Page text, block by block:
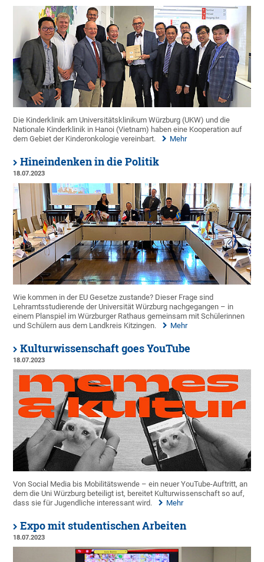
Die Kinderklinik am Universitätsklinikum Würzburg (UKW) und die
Nationale Kinderklinik in Hanoi (Vietnam) haben eine Kooperation auf
dem Gebiet der Kinderonkologie vereinbart.
Mehr
Hineindenken in die Politik
18.07.2023
Wie kommen in der EU Gesetze zustande? Dieser Frage sind
Lehramtsstudierende der Universität Würzburg nachgegangen – in
einem Planspiel im Würzburger Rathaus gemeinsam mit Schülerinnen
und Schülern aus dem Landkreis Kitzingen.
Mehr
Kulturwissenschaft goes YouTube
18.07.2023
Von Social Media bis Mobilitätswende – ein neuer YouTube-Auftritt, an
dem die Uni Würzburg beteiligt ist, bereitet Kulturwissenschaft so auf,
dass sie für Jugendliche interessant wird.
Mehr
Expo mit studentischen Arbeiten
18.07.2023